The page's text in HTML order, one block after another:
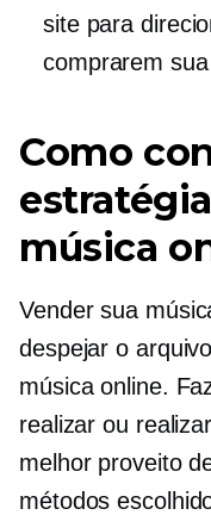
site para
comprarem
Como
música
Vender sua
despejar o
música online.
realizar ou
melhor proveito
métodos